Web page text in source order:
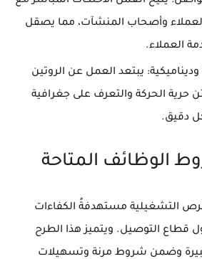
وأصحاب المنشآت، مما يصقل
العملاء.
يبتعد العمل عن الروتين
حرية الحركة والتعرف على جغرافية
دقيق.
الوظائف المتاحة
التشغيلية مستهدفةً الكفاءات
قطاع التوصيل. ويتميز هذا الطرح
كبيرة وضمن شروط مرنة وتسهيلات